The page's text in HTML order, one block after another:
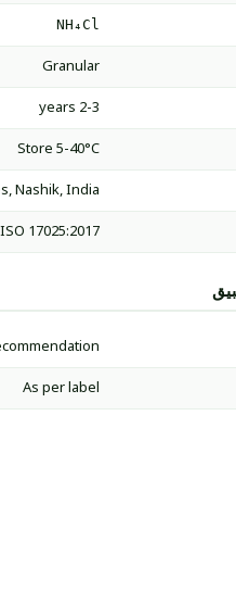
NH₄Cl
Granular
2-3 years
Store 5-40°C
Nashik, India
17025:2017
As per label